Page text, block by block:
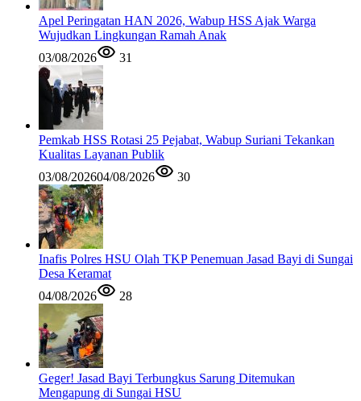
Apel Peringatan HAN 2026, Wabup HSS Ajak Warga
Wujudkan Lingkungan Ramah Anak
03/08/2026
31
Pemkab HSS Rotasi 25 Pejabat, Wabup Suriani Tekankan
Kualitas Layanan Publik
03/08/202604/08/2026 30
Inafis Polres HSU Olah TKP Penemuan Jasad Bayi di Sungai
Desa Keramat
04/08/2026
28
Geger! Jasad Bayi Terbungkus Sarung Ditemukan
Mengapung di Sungai HSU